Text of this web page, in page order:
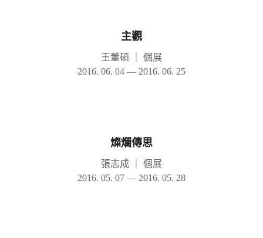
主觀
王董碩
個展
2016. 06. 04 — 2016. 06. 25
燦爛傳思
張志成
個展
2016. 05. 07 — 2016. 05. 28